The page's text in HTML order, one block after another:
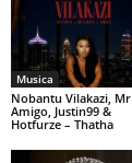
Musica
Nobantu Vilakazi, Mr
Amigo, Justin99 &
Hotfurze – Thatha